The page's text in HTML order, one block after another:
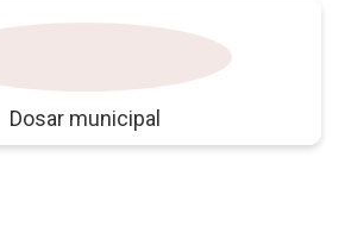
Dosar municipal